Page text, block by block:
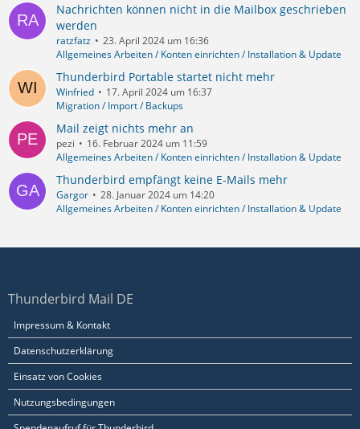
Nachrichten können nicht in die Mailbox geschrieben
werden
ratzfatz
23. April 2024 um 16:36
Allgemeines Arbeiten / Konten einrichten / Installation & Update
Thunderbird Portable startet nicht mehr
Winfried
17. April 2024 um 16:37
Migration / Import / Backups
Mail zeigt nichts mehr an
pezi
16. Februar 2024 um 11:59
Allgemeines Arbeiten / Konten einrichten / Installation & Update
Thunderbird empfängt keine E-Mails mehr
Gargor
28. Januar 2024 um 14:20
Allgemeines Arbeiten / Konten einrichten / Installation & Update
Thunderbird Mail DE
Impressum & Kontakt
Datenschutzerklärung
Einsatz von Cookies
Nutzungsbedingungen